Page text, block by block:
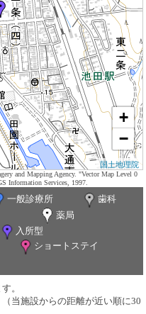
+
−
国土地理院
and Mapping Agency. "Vector Map Level 0
Information Services, 1997.
一般診療所
歯科
薬局
入所型
ショートステイ
。
当施設からの距離が近い順に30